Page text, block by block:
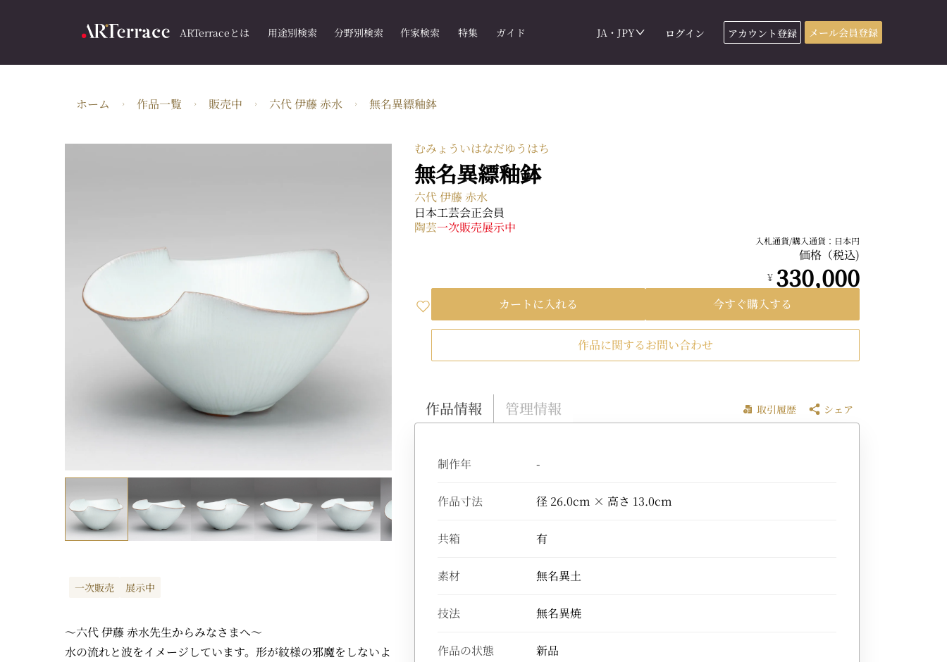
ARTerraceとは 用途別検索 分野別検索 作家検索 特集 ガイド JA・JPY ログイン アカウント登録 メール会員登録
ホーム 作品一覧 販売中 六代 伊藤 赤水 無名異縹釉鉢
一次販売 展示中
～六代 伊藤 赤水先生からみなさまへ～
水の流れと波をイメージしています。形が紋様の邪魔をしないよ
むみょういはなだゆうはち
無名異縹釉鉢
六代 伊藤 赤水
日本工芸会正会員
陶芸一次販売展示中
入札通貨/購入通貨：日本円
価格（税込)
¥ 330,000
カートに入れる 今すぐ購入する
作品に関するお問い合わせ
作品情報 管理情報 取引履歴 シェア
制作年 -
作品寸法 径 26.0cm × 高さ 13.0cm
共箱 有
素材 無名異土
技法 無名異焼
作品の状態 新品